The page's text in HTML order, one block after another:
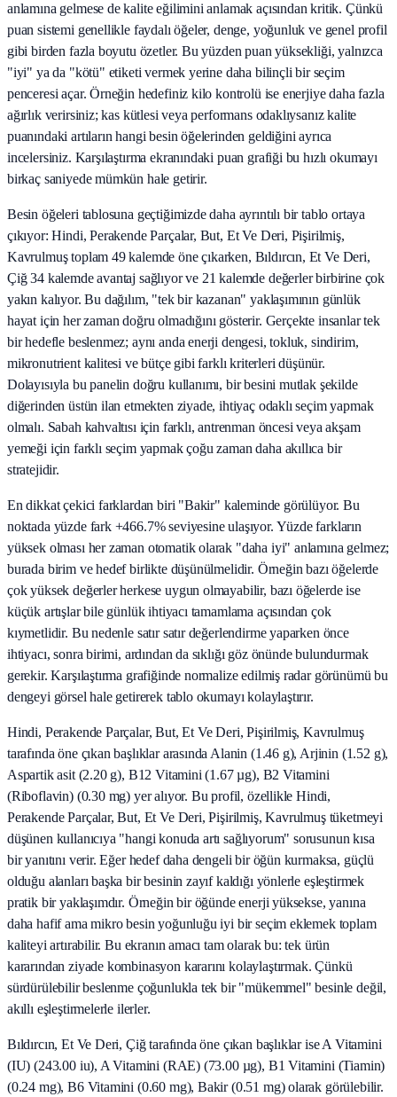
anlamına gelmese de kalite eğilimini anlamak açısından kritik. Çünkü
puan sistemi genellikle faydalı öğeler, denge, yoğunluk ve genel profil
gibi birden fazla boyutu özetler. Bu yüzden puan yüksekliği, yalnızca
"iyi" ya da "kötü" etiketi vermek yerine daha bilinçli bir seçim
penceresi açar. Örneğin hedefiniz kilo kontrolü ise enerjiye daha fazla
ağırlık verirsiniz; kas kütlesi veya performans odaklıysanız kalite
puanındaki artıların hangi besin öğelerinden geldiğini ayrıca
incelersiniz. Karşılaştırma ekranındaki puan grafiği bu hızlı okumayı
birkaç saniyede mümkün hale getirir.
Besin öğeleri tablosuna geçtiğimizde daha ayrıntılı bir tablo ortaya
çıkıyor: Hindi, Perakende Parçalar, But, Et Ve Deri, Pişirilmiş,
Kavrulmuş toplam 49 kalemde öne çıkarken, Bıldırcın, Et Ve Deri,
Çiğ 34 kalemde avantaj sağlıyor ve 21 kalemde değerler birbirine çok
yakın kalıyor. Bu dağılım, "tek bir kazanan" yaklaşımının günlük
hayat için her zaman doğru olmadığını gösterir. Gerçekte insanlar tek
bir hedefle beslenmez; aynı anda enerji dengesi, tokluk, sindirim,
mikronutrient kalitesi ve bütçe gibi farklı kriterleri düşünür.
Dolayısıyla bu panelin doğru kullanımı, bir besini mutlak şekilde
diğerinden üstün ilan etmekten ziyade, ihtiyaç odaklı seçim yapmak
olmalı. Sabah kahvaltısı için farklı, antrenman öncesi veya akşam
yemeği için farklı seçim yapmak çoğu zaman daha akıllıca bir
stratejidir.
En dikkat çekici farklardan biri "Bakir" kaleminde görülüyor. Bu
noktada yüzde fark +466.7% seviyesine ulaşıyor. Yüzde farkların
yüksek olması her zaman otomatik olarak "daha iyi" anlamına gelmez;
burada birim ve hedef birlikte düşünülmelidir. Örneğin bazı öğelerde
çok yüksek değerler herkese uygun olmayabilir, bazı öğelerde ise
küçük artışlar bile günlük ihtiyacı tamamlama açısından çok
kıymetlidir. Bu nedenle satır satır değerlendirme yaparken önce
ihtiyacı, sonra birimi, ardından da sıklığı göz önünde bulundurmak
gerekir. Karşılaştırma grafiğinde normalize edilmiş radar görünümü bu
dengeyi görsel hale getirerek tablo okumayı kolaylaştırır.
Hindi, Perakende Parçalar, But, Et Ve Deri, Pişirilmiş, Kavrulmuş
tarafında öne çıkan başlıklar arasında Alanin (1.46 g), Arjinin (1.52 g),
Aspartik asit (2.20 g), B12 Vitamini (1.67 µg), B2 Vitamini
(Riboflavin) (0.30 mg) yer alıyor. Bu profil, özellikle Hindi,
Perakende Parçalar, But, Et Ve Deri, Pişirilmiş, Kavrulmuş tüketmeyi
düşünen kullanıcıya "hangi konuda artı sağlıyorum" sorusunun kısa
bir yanıtını verir. Eğer hedef daha dengeli bir öğün kurmaksa, güçlü
olduğu alanları başka bir besinin zayıf kaldığı yönlerle eşleştirmek
pratik bir yaklaşımdır. Örneğin bir öğünde enerji yüksekse, yanına
daha hafif ama mikro besin yoğunluğu iyi bir seçim eklemek toplam
kaliteyi artırabilir. Bu ekranın amacı tam olarak bu: tek ürün
kararından ziyade kombinasyon kararını kolaylaştırmak. Çünkü
sürdürülebilir beslenme çoğunlukla tek bir "mükemmel" besinle değil,
akıllı eşleştirmelerle ilerler.
Bıldırcın, Et Ve Deri, Çiğ tarafında öne çıkan başlıklar ise A Vitamini
(IU) (243.00 iu), A Vitamini (RAE) (73.00 µg), B1 Vitamini (Tiamin)
(0.24 mg), B6 Vitamini (0.60 mg), Bakir (0.51 mg) olarak görülebilir.